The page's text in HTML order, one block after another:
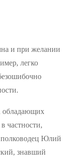
и при желании
легко
обладающих
частности,
полководец Юлий
знавший